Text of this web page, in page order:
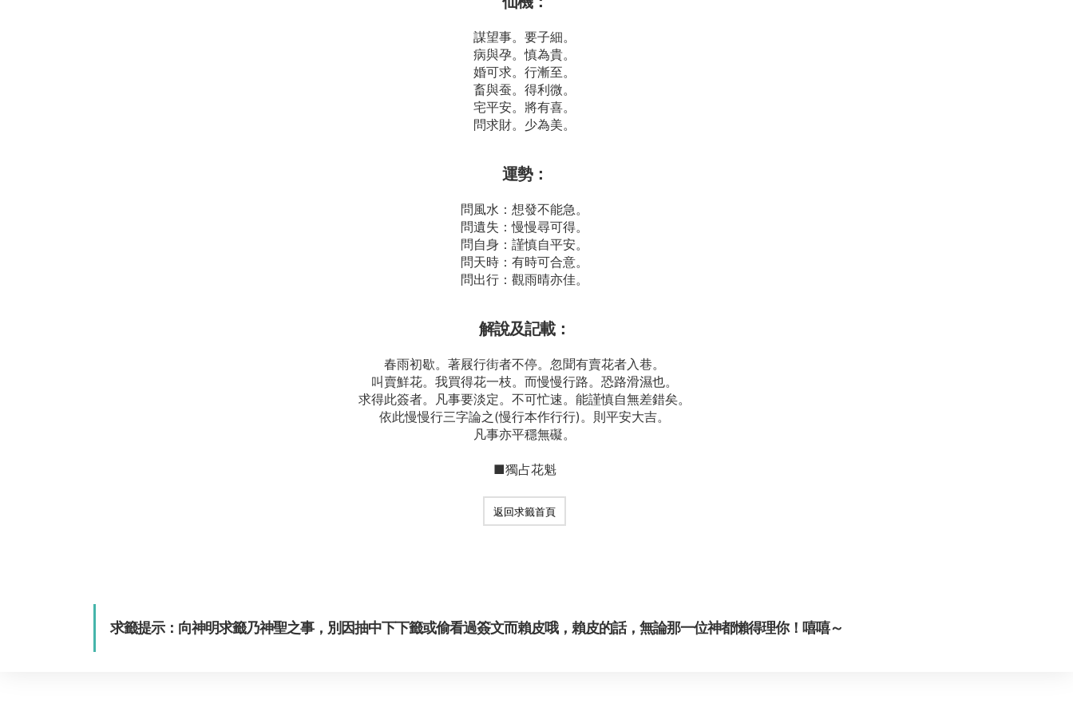
謀望事。要子細。
病與孕。慎為貴。
婚可求。行漸至。
畜與蚕。得利微。
宅平安。將有喜。
問求財。少為美。
運勢：
問風水：想發不能急。
問遺失：慢慢尋可得。
問自身：謹慎自平安。
問天時：有時可合意。
問出行：觀雨晴亦佳。
解說及記載：
春雨初歇。著屐行街者不停。忽聞有賣花者入巷。
叫賣鮮花。我買得花一枝。而慢慢行路。恐路滑濕也。
求得此簽者。凡事要淡定。不可忙速。能謹慎自無差錯矣。
依此慢慢行三字論之(慢行本作行行)。則平安大吉。
凡事亦平穩無礙。
■獨占花魁
返回求籤首頁
求籤提示：向神明求籤乃神聖之事，別因抽中下下籤或偷看過簽文而賴皮哦，賴皮的話，無論那一位神都懶得理你！嘻嘻～